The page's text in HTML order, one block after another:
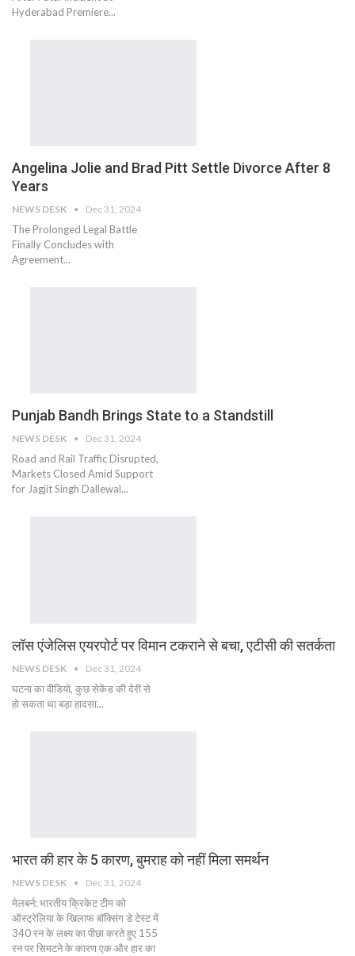
Hyderabad Premiere...
Angelina Jolie and Brad Pitt Settle Divorce After 8
Years
NEWS DESK Dec 31, 2024
The Prolonged Legal Battle
Finally Concludes with
Agreement...
Punjab Bandh Brings State to a Standstill
NEWS DESK Dec 31, 2024
Road and Rail Traffic Disrupted,
Markets Closed Amid Support
for Jagjit Singh Dallewal...
लॉस एंजेलिस एयरपोर्ट पर विमान टकराने से बचा, एटीसी की सतर्कता
NEWS DESK Dec 31, 2024
घटना का वीडियो, कुछ सेकेंड की देरी से
हो सकता था बड़ा हादसा...
भारत की हार के 5 कारण, बुमराह को नहीं मिला समर्थन
NEWS DESK Dec 31, 2024
मेलबर्न: भारतीय क्रिकेट टीम को
ऑस्ट्रेलिया के खिलाफ बॉक्सिंग डे टेस्ट में
340 रन के लक्ष्य का पीछा करते हुए 155
रन पर सिमटने के कारण एक और हार का